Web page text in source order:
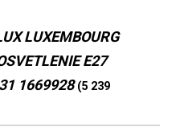
LUXEMBOURG
E27
1669928 (5 239